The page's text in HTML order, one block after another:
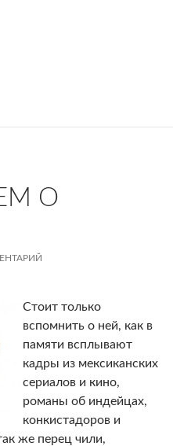
с фото для всего
О
Стоит только
вспомнить о ней, как в
памяти всплывают
кадры из мексиканских
сериалов и кино,
романы об индейцах,
конкистадоров и
же перец чили,